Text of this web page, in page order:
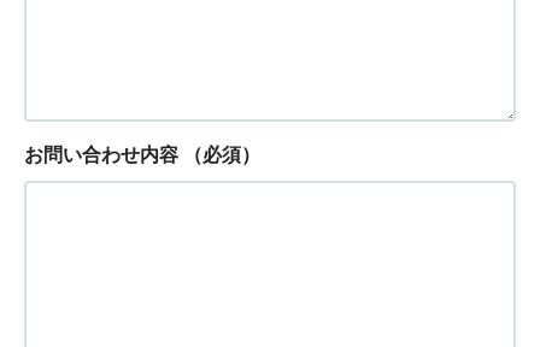
お問い合わせ内容 （必須）